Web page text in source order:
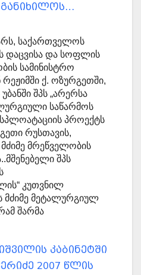
საქართველოს
დაცვისა და სოფლის
სამინისტრო
ქ. ოზურგეთში,
შპს „არერსა
საწარმოს
პროექტს
რუსთავის,
მრეწველობის
შპს
კუთვნილ
მძიმე მეტალურგიულ
შარმა
კაბინეტში
2007 წლის